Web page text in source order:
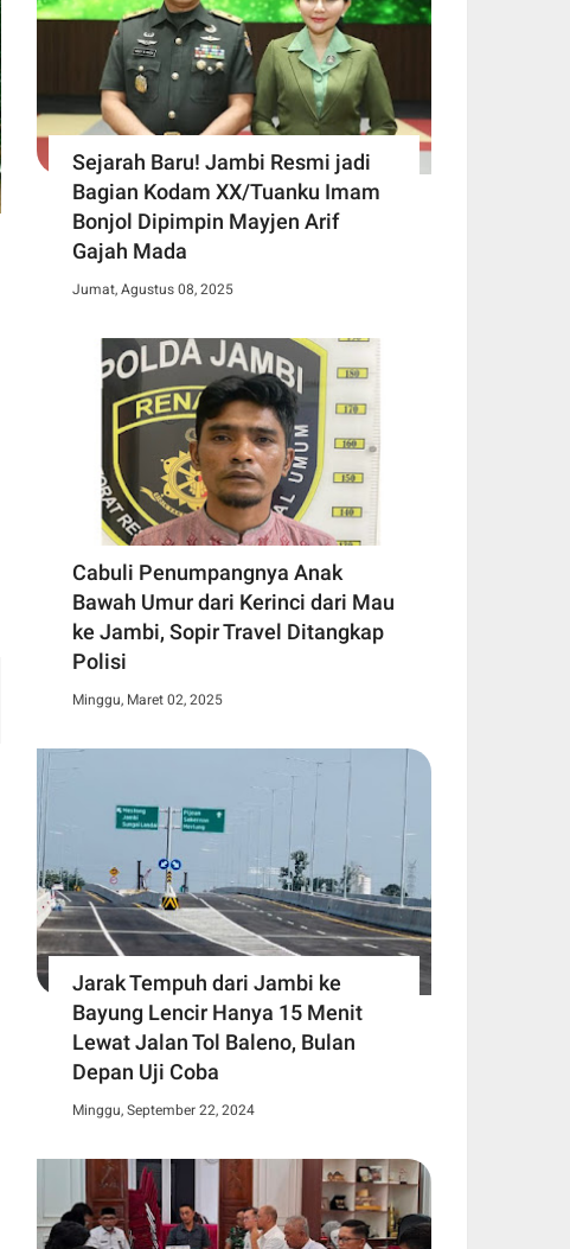
Sejarah Baru! Jambi Resmi jadi
Bagian Kodam XX/Tuanku Imam
Bonjol Dipimpin Mayjen Arif
Gajah Mada
Jumat, Agustus 08, 2025
Cabuli Penumpangnya Anak
Bawah Umur dari Kerinci dari Mau
ke Jambi, Sopir Travel Ditangkap
Polisi
Minggu, Maret 02, 2025
Jarak Tempuh dari Jambi ke
Bayung Lencir Hanya 15 Menit
Lewat Jalan Tol Baleno, Bulan
Depan Uji Coba
Minggu, September 22, 2024